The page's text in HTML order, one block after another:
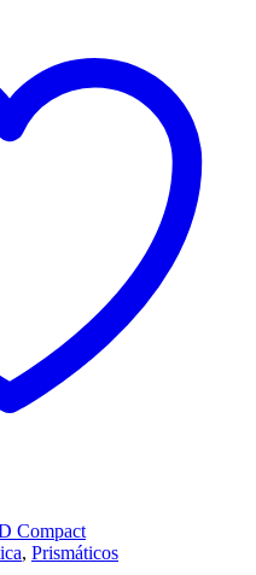
, Prismáticos